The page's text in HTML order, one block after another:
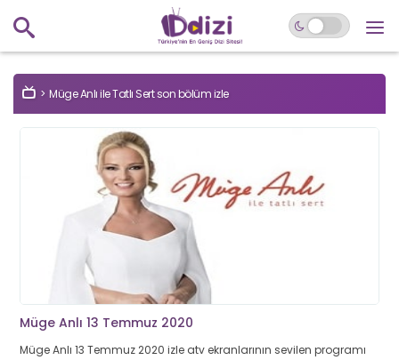
Müge Anlı ile Tatlı Sert son bölüm izle
Müge Anlı 13 Temmuz 2020
Müge Anlı 13 Temmuz 2020 izle atv ekranlarının sevilen programı